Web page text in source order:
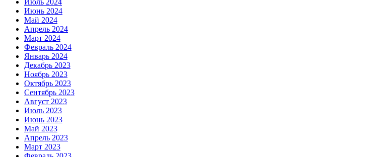
Июль 2024
Июнь 2024
Май 2024
Апрель 2024
Март 2024
Февраль 2024
Январь 2024
Декабрь 2023
Ноябрь 2023
Октябрь 2023
Сентябрь 2023
Август 2023
Июль 2023
Июнь 2023
Май 2023
Апрель 2023
Март 2023